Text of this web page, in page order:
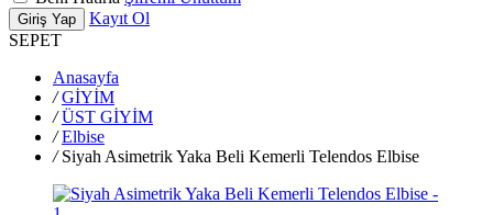
Giriş Yap
Kayıt Ol
SEPET
Anasayfa
/ GİYİM
/ ÜST GİYİM
/ Elbise
/ Siyah Asimetrik Yaka Beli Kemerli Telendos Elbise